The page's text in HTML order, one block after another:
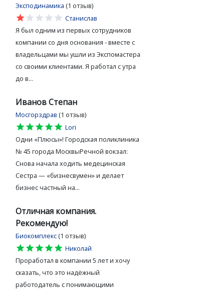
Эксподинамика (1 отзыв)
star
star
star
star
star
Станислав
Я был одним из первых сотрудников
компании со дня основания - вместе с
владельцами мы ушли из Экспомастера
со своими клиентами. Я работал с утра
до в...
Иванов Степан
Мосгорздрав (1 отзыв)
star
star
star
star
star
Lori
Одни «Плюсы»! Городская поликлиника
№ 45 города МосквыРечной вокзал:
Снова начала ходить медецинская
Сестра — «бизнесвумен» и делает
бизнес частный на...
Отличная компания.
Рекомендую!
Биокомплекс (1 отзыв)
star
star
star
star
star
Николай
Проработал в компании 5 лет и хочу
сказать, что это надёжный
работодатель с понимающими